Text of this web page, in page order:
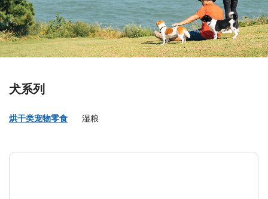
犬系列
烘干类宠物零食 湿粮